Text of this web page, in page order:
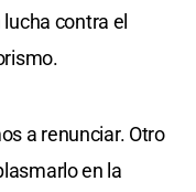
contra el
a renunciar. Otro
en la